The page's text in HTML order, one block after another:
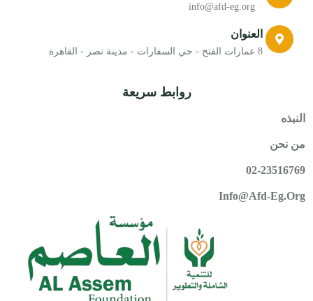
info@afd-eg.org
العنوان
8 عمارات الفتح - حي السفارات - مدينة نصر - القاهرة
روابط سريعة
النبذه
من نحن
02-23516769
Info@afd-Eg.org